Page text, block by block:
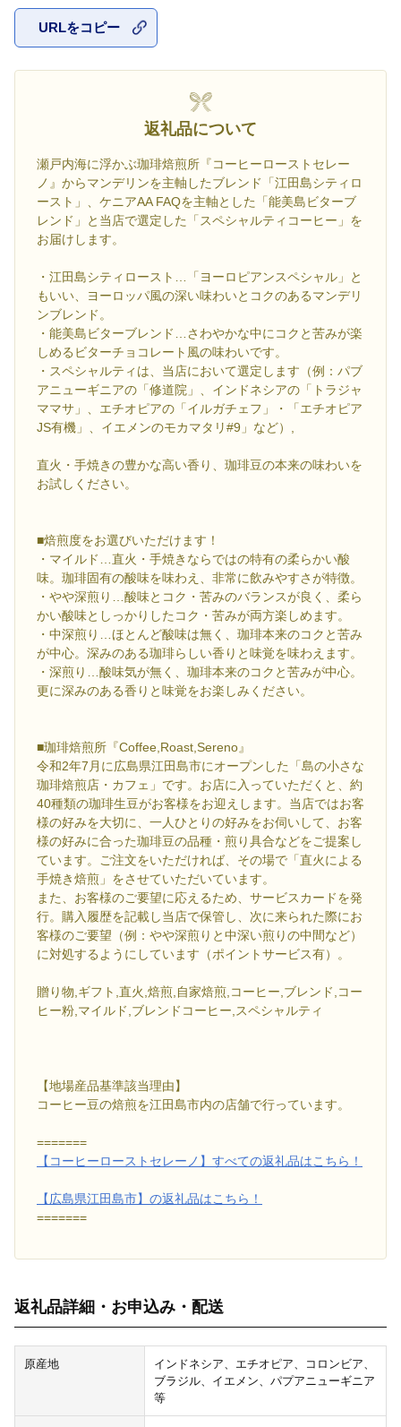
URLをコピー
返礼品について
瀬戸内海に浮かぶ珈琲焙煎所『コーヒーローストセレー
ノ』からマンデリンを主軸したブレンド「江田島シティロ
ースト」、ケニアAA FAQを主軸とした「能美島ビターブ
レンド」と当店で選定した「スペシャルティコーヒー」を
お届けします。
・江田島シティロースト…「ヨーロピアンスペシャル」と
もいい、ヨーロッパ風の深い味わいとコクのあるマンデリ
ンブレンド。
・能美島ビターブレンド…さわやかな中にコクと苦みが楽
しめるビターチョコレート風の味わいです。
・スペシャルティは、当店において選定します（例：パブ
アニューギニアの「修道院」、インドネシアの「トラジャ
ママサ」、エチオピアの「イルガチェフ」・「エチオピア
JS有機」、イエメンのモカマタリ#9」など）,
直火・手焼きの豊かな高い香り、珈琲豆の本来の味わいを
お試しください。
■焙煎度をお選びいただけます！
・マイルド…直火・手焼きならではの特有の柔らかい酸
味。珈琲固有の酸味を味わえ、非常に飲みやすさが特徴。
・やや深煎り…酸味とコク・苦みのバランスが良く、柔ら
かい酸味としっかりしたコク・苦みが両方楽しめます。
・中深煎り…ほとんど酸味は無く、珈琲本来のコクと苦み
が中心。深みのある珈琲らしい香りと味覚を味わえます。
・深煎り…酸味気が無く、珈琲本来のコクと苦みが中心。
更に深みのある香りと味覚をお楽しみください。
■珈琲焙煎所『Coffee,Roast,Sereno』
令和2年7月に広島県江田島市にオープンした「島の小さな
珈琲焙煎店・カフェ」です。お店に入っていただくと、約
40種類の珈琲生豆がお客様をお迎えします。当店ではお客
様の好みを大切に、一人ひとりの好みをお伺いして、お客
様の好みに合った珈琲豆の品種・煎り具合などをご提案し
ています。ご注文をいただければ、その場で「直火による
手焼き焙煎」をさせていただいています。
また、お客様のご要望に応えるため、サービスカードを発
行。購入履歴を記載し当店で保管し、次に来られた際にお
客様のご要望（例：やや深煎りと中深い煎りの中間など）
に対処するようにしています（ポイントサービス有）。
贈り物,ギフト,直火,焙煎,自家焙煎,コーヒー,ブレンド,コー
ヒー粉,マイルド,ブレンドコーヒー,スペシャルティ
【地場産品基準該当理由】
コーヒー豆の焙煎を江田島市内の店舗で行っています。
=======
【コーヒーローストセレーノ】すべての返礼品はこちら！
【広島県江田島市】の返礼品はこちら！
=======
返礼品詳細・お申込み・配送
原産地
インドネシア、エチオピア、コロンビア、
ブラジル、イエメン、パプアニューギニア
等